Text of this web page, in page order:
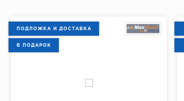
ПОДЛОЖКА И ДОСТАВКА
В ПОДАРОК